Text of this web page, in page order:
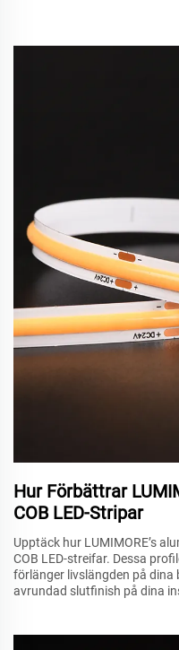
Hur Förbättrar
COB LED-Stripar
Upptäck hur LUMIMORE’s
COB LED-streifar. Dessa
förlänger livslängden på dina
avrundad slutfinish på dina